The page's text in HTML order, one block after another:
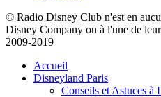
© Radio Disney Club n'est en
Disney Company ou à l'une de
2009-2019
Accueil
Disneyland Paris
Conseils et Astuces à